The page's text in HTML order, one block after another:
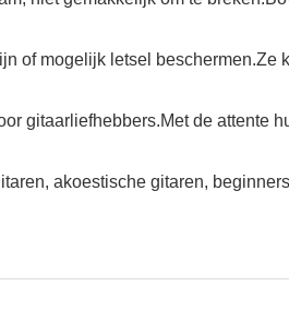
of mogelijk letsel beschermen.Ze
gitaarliefhebbers.Met de attente
akoestische gitaren,